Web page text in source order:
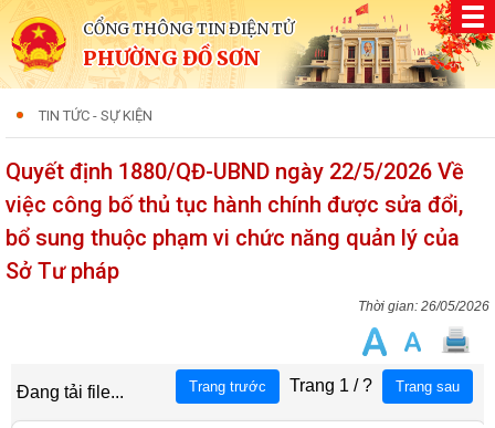
CỔNG THÔNG TIN ĐIỆN TỬ
PHƯỜNG ĐỒ SƠN
TIN TỨC - SỰ KIỆN
Quyết định 1880/QĐ-UBND ngày 22/5/2026 Về
việc công bố thủ tục hành chính được sửa đổi,
bổ sung thuộc phạm vi chức năng quản lý của
Sở Tư pháp
26/05/2026